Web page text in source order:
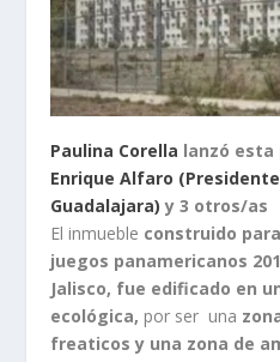
Paulina Corella lanzó
Enrique Alfaro
Guadalajara) y3 otros/as
El inmueble construido
juegos panamericanos
Jalisco, fue edificado en
ecológica, por ser una
freaticos y una zona de